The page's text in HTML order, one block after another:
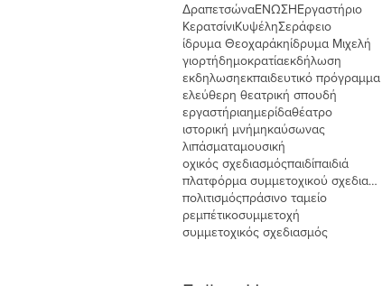
ΔραπετσώναΕΝΩΣΗΕργαστήριο
ΚερατσίνιΚυψέληΣεράφειο
ίδρυμα Θεοχαράκηίδρυμα Μιχελή
γιορτήδημοκρατίαεκδήλωση
εκδηλωσηεκπαιδευτικό πρόγραμμα
ελεύθερη θεατρική σπουδή
εργαστήριαημερίδαθέατρο
ιστορική μνήμηκαύσωνας
λιπάσματαμουσική
οχικός σχεδιασμόςπαιδίπαιδιά
πλατφόρμα συμμετοχικού σχεδιασμού
πολιτισμόςπράσινο ταμείο
ρεμπέτικοσυμμετοχή
συμμετοχικός σχεδιασμός